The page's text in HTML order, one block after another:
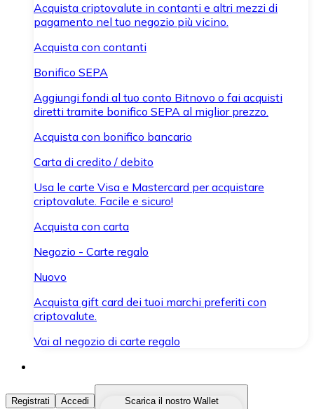
Acquista criptovalute in contanti e altri mezzi di
pagamento nel tuo negozio più vicino.
Acquista con contanti
Bonifico SEPA
Aggiungi fondi al tuo conto Bitnovo o fai acquisti
diretti tramite bonifico SEPA al miglior prezzo.
Acquista con bonifico bancario
Carta di credito / debito
Usa le carte Visa e Mastercard per acquistare
criptovalute. Facile e sicuro!
Acquista con carta
Negozio - Carte regalo
Nuovo
Acquista gift card dei tuoi marchi preferiti con
criptovalute.
Vai al negozio di carte regalo
Acquista Criptovalute
Registrati Accedi
Scarica il nostro Wallet